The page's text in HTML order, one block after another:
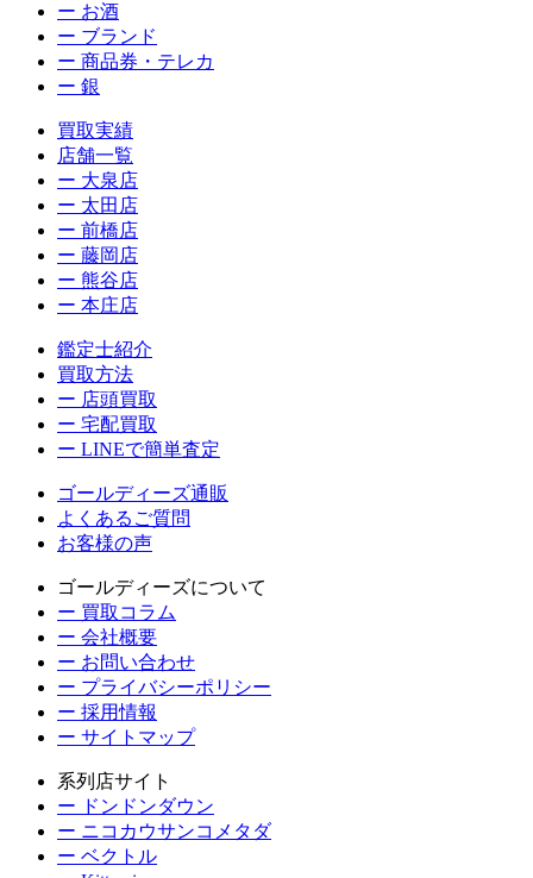
ー お酒
ー ブランド
ー 商品券・テレカ
ー 銀
買取実績
店舗一覧
ー 大泉店
ー 太田店
ー 前橋店
ー 藤岡店
ー 熊谷店
ー 本庄店
鑑定士紹介
買取方法
ー 店頭買取
ー 宅配買取
ー LINEで簡単査定
ゴールディーズ通販
よくあるご質問
お客様の声
ゴールディーズについて
ー 買取コラム
ー 会社概要
ー お問い合わせ
ー プライバシーポリシー
ー 採用情報
ー サイトマップ
系列店サイト
ー ドンドンダウン
ー ニコカウサンコメタダ
ー ベクトル